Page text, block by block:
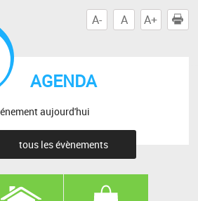
A- A A+
AGENDA
aujourd'hui
tous les évènements